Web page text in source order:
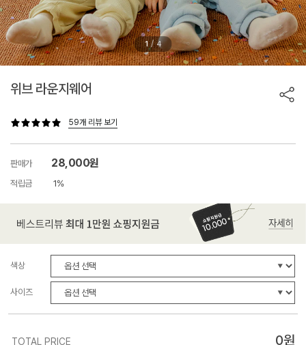
1 / 4
위브 라운지웨어
59개 리뷰 보기
판매가 28,000원
적립금 1%
색상
사이즈
TOTAL PRICE 0원